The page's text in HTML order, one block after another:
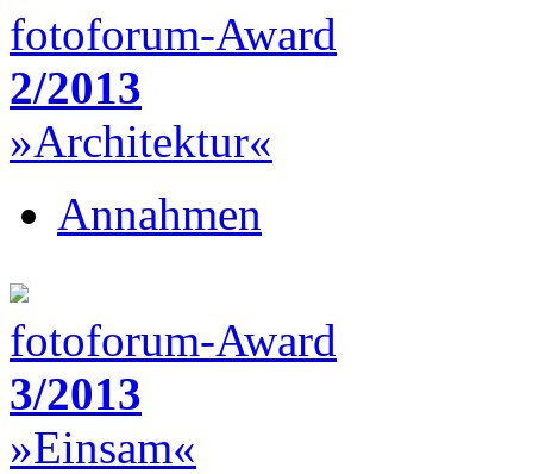
fotoforum-Award
2/2013
»Architektur«
Annahmen
fotoforum-Award
3/2013
»Einsam«